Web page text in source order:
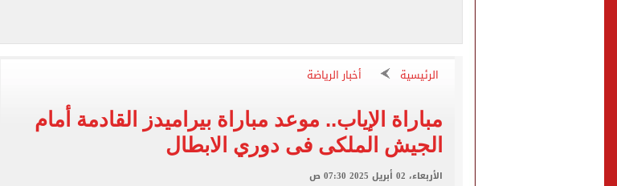
قفزة أعادت الزمن الجميل.. رأسية وائل جمعة فى مران الأهلي تستحضر أمجاد الصخرة
الأهلي ينهي مرانه الأول فى معسكر إسبانيا.. جلسة عموتة وفقرة بدنية.. صور
مشاهد ساحرة على شاطئ رأس البر في أجواء صيفية مميزة.. فيديو
الكشف عن قصر محمد صلاح الفاخر فى طرابزون.. صور
الاتحاد التركي يمنح طرابزون سبور رخصة مشاركة محمد صلاح
الرئيسية أخبار الرياضة
مباراة الإياب.. موعد مباراة بيراميدز القادمة أمام
الجيش الملكى فى دوري الابطال
الأربعاء، 02 أبريل 2025 07:30 ص